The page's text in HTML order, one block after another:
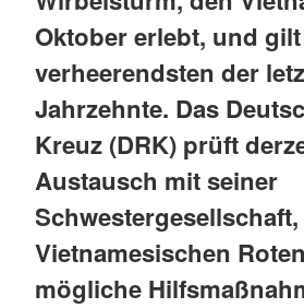
Oktober erlebt, und
verheerendsten der
Jahrzehnte. Das
Kreuz (DRK) prüft
Austausch mit seiner
Vietnamesischen
mögliche